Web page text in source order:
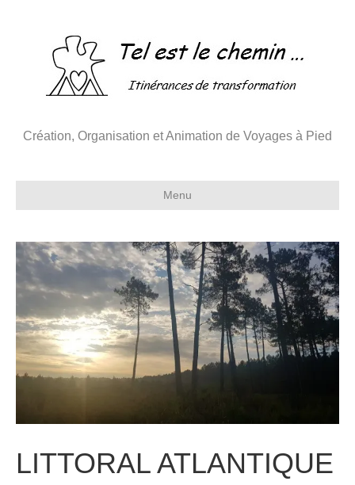
Création, Organisation et Animation de Voyages à Pied
Menu
LITTORAL ATLANTIQUE